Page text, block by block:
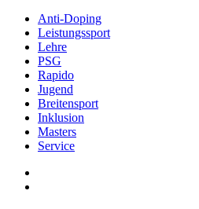
Anti-Doping
Leistungssport
Lehre
PSG
Rapido
Jugend
Breitensport
Inklusion
Masters
Service